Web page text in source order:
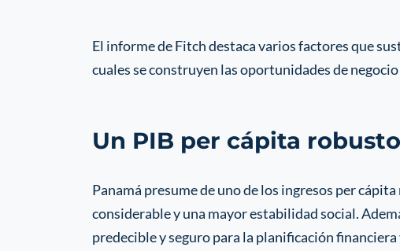
El informe de Fitch destaca varios factores que
cuales se construyen las oportunidades de
Un PIB per cápita
Panamá presume de uno de los ingresos per
considerable y una mayor estabilidad social.
predecible y seguro para la planificación